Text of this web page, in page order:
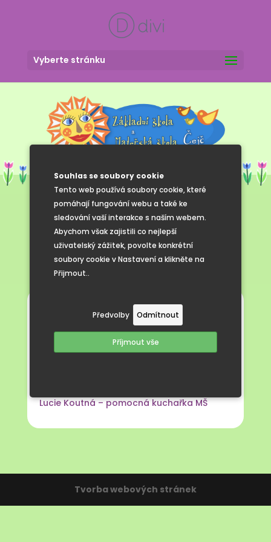
Souhlas se soubory cookie
Tento web používá soubory cookie, které
pomáhají fungování webu a také ke
sledování vaší interakce s naším webem.
Abychom však zajistili co nejlepší
uživatelský zážitek, povolte konkrétní
soubory cookie v Nastavení a klikněte na
Přijmout..
Předvolby Odmítnout
Příjmout vše
Vyberte stránku
Zaměstnanci
Lenka Malá – vedoucí školní jídelny
Iveta Němečková – kuchařka ZŠ
Lucie Koutná – pomocná kuchařka MŠ
Tvorba webových stránek